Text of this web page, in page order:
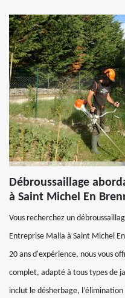
Débroussaillage
à Saint Michel En
Vous recherchez un
Entreprise Malla à Saint Michel
20 ans d'expérience, nous vous
complet, adapté à tous types de
inclut le désherbage,